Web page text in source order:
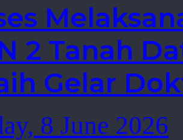
2 Tanah
Gelar
8 June 2026